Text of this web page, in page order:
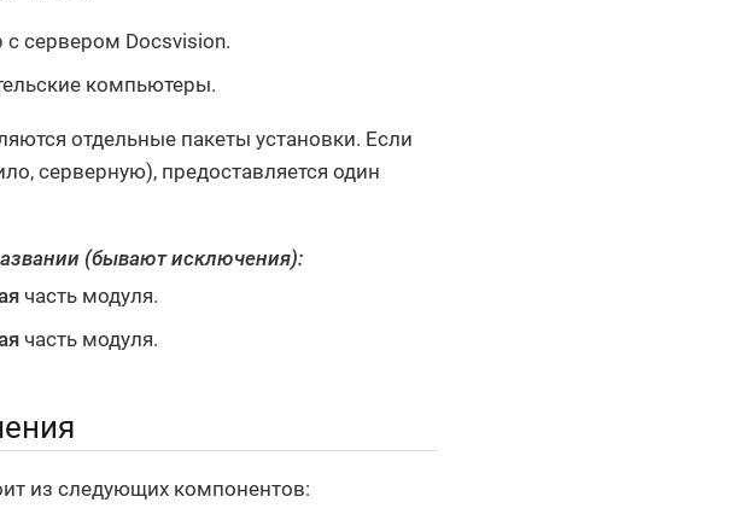
сервером Docsvision.
компьютеры.
отдельные пакеты установки. Если
серверную), предоставляется один
(бывают исключения):
часть модуля.
часть модуля.
из следующих компонентов: